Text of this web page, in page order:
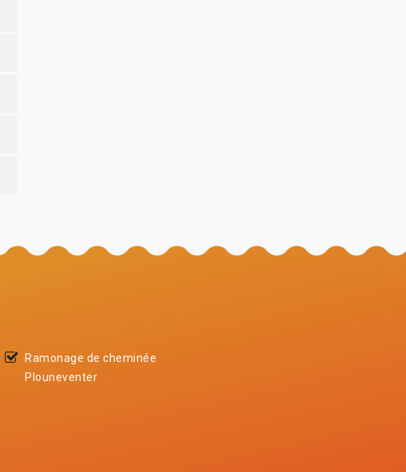
Ramonage de cheminée
Plouneventer